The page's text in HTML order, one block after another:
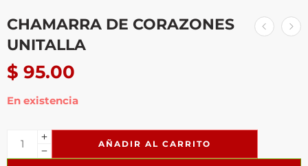
CHAMARRA DE CORAZONES
UNITALLA
$ 95.00
En existencia
AÑADIR AL CARRITO